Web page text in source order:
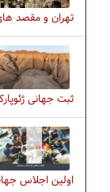
تهران و مقصد
ثبت جهانی
اولین اجلاس